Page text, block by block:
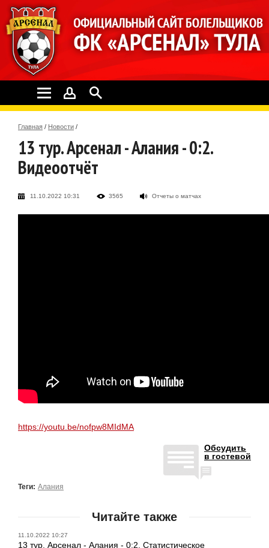
Главная / Новости /
13 тур. Арсенал - Алания - 0:2.
Видеоотчёт
11.10.2022 10:31 3565 Отчеты о матчах
https://youtu.be/nofpw8MIdMA
Обсудить
в гостевой
Теги: Алания
Читайте также
11.10.2022 10:27
13 тур. Арсенал - Алания - 0:2. Статистическое